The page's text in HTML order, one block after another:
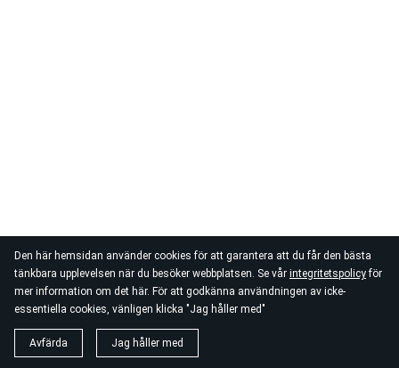
Den här hemsidan använder cookies för att garantera att du får den bästa
tänkbara upplevelsen när du besöker webbplatsen. Se vår integritetspolicyför
mer information om det här. För att godkänna användningen av icke-
essentiella cookies, vänligen klicka "Jag håller med"
Avfärda Jag håller med